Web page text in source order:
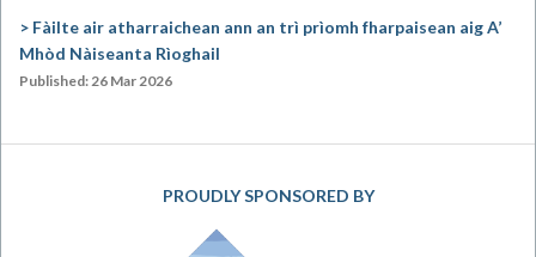
Fàilte air atharraichean ann an trì prìomh fharpaisean aig A’
Mhòd Nàiseanta Rìoghail
Published: 26 Mar 2026
PROUDLY SPONSORED BY